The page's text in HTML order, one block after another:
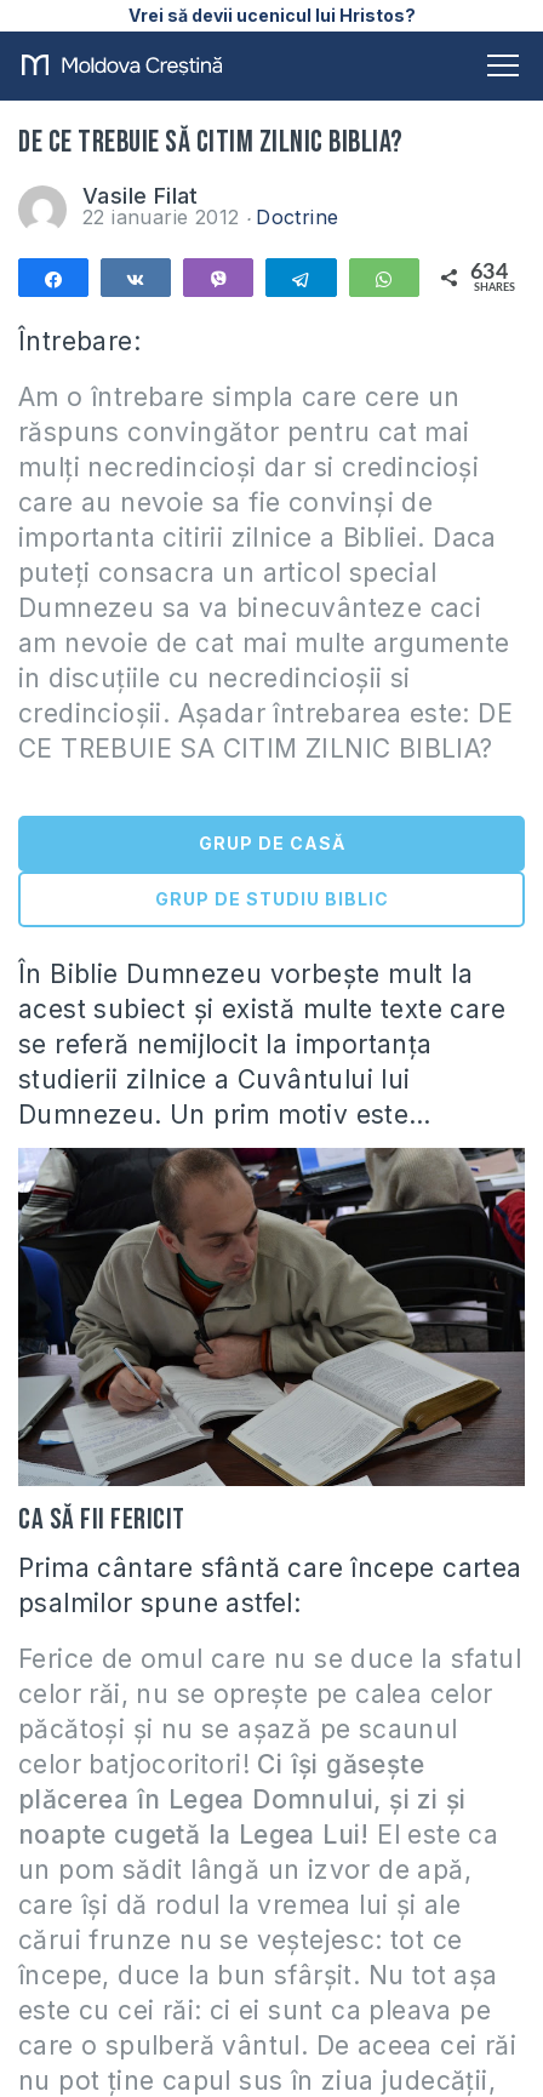
Vrei să devii ucenicul lui Hristos?
De ce trebuie să citim zilnic Biblia?
Vasile Filat
22 ianuarie 2012 Doctrine
Telegram WhatsApp
634
SHARES
Întrebare:
Am o întrebare simpla care cere un
răspuns convingător pentru cat mai
mulți necredincioși dar si credincioși
care au nevoie sa fie convinși de
importanta citirii zilnice a Bibliei. Daca
puteți consacra un articol special
Dumnezeu sa va binecuvânteze caci
am nevoie de cat mai multe argumente
in discuțiile cu necredincioșii si
credincioșii. Așadar întrebarea este: DE
CE TREBUIE SA CITIM ZILNIC BIBLIA?
GRUP DE CASĂ
GRUP DE STUDIU BIBLIC
În Biblie Dumnezeu vorbește mult la
acest subiect și există multe texte care
se referă nemijlocit la importanța
studierii zilnice a Cuvântului lui
Dumnezeu. Un prim motiv este…
Ca să fii fericit
Prima cântare sfântă care începe cartea
psalmilor spune astfel:
Ferice de omul care nu se duce la sfatul
celor răi, nu se opreşte pe calea celor
păcătoşi şi nu se aşază pe scaunul
celor batjocoritori! Ci îşi găseşte
plăcerea în Legea Domnului, şi zi şi
noapte cugetă la Legea Lui! El este ca
un pom sădit lângă un izvor de apă,
care îşi dă rodul la vremea lui şi ale
cărui frunze nu se veştejesc: tot ce
începe, duce la bun sfârşit. Nu tot aşa
este cu cei răi: ci ei sunt ca pleava pe
care o spulberă vântul. De aceea cei răi
nu pot ţine capul sus în ziua judecăţii,